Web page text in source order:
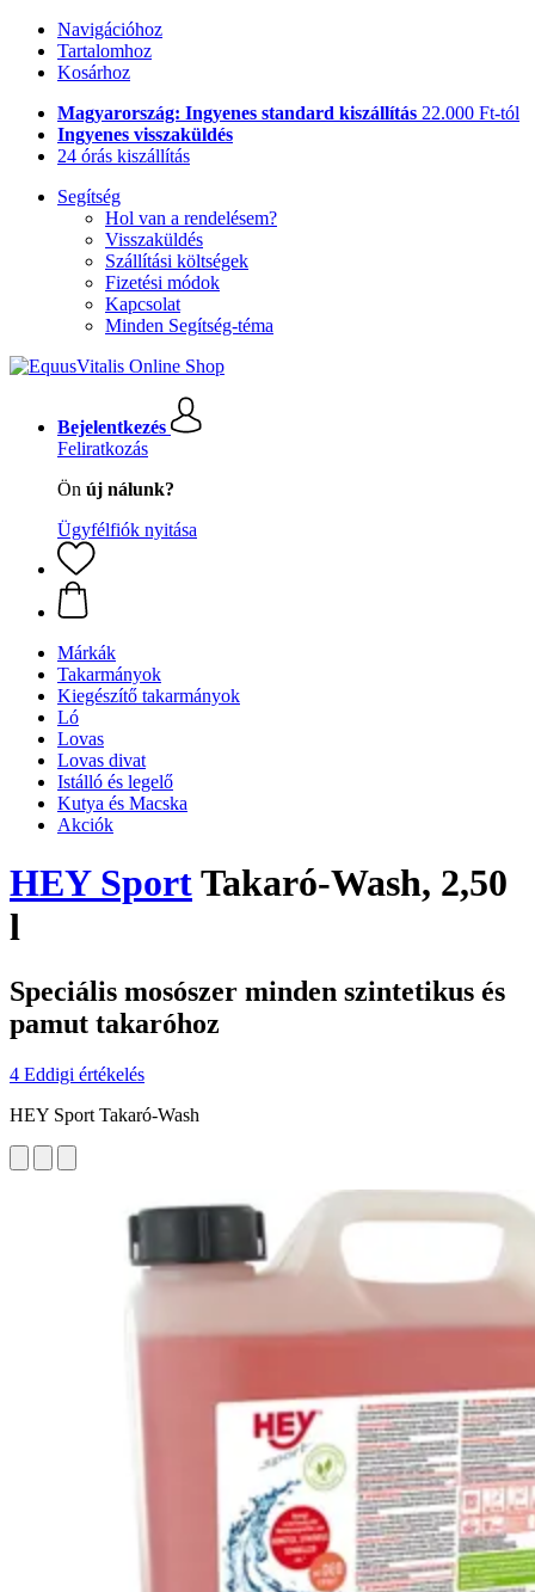
Navigációhoz
Tartalomhoz
Kosárhoz
Magyarország: Ingyenes standard kiszállítás 22.000 Ft-tól
Ingyenes visszaküldés
24 órás kiszállítás
Segítség
Hol van a rendelésem?
Visszaküldés
Szállítási költségek
Fizetési módok
Kapcsolat
Minden Segítség-téma
Bejelentkezés
Feliratkozás
Ön új nálunk?
Ügyfélfiók nyitása
Márkák
Takarmányok
Kiegészítő takarmányok
Ló
Lovas
Lovas divat
Istálló és legelő
Kutya és Macska
Akciók
HEY SportTakaró-Wash, 2,50
l
Speciális mosószer minden szintetikus és
pamut takaróhoz
4 Eddigi értékelés
HEY Sport Takaró-Wash